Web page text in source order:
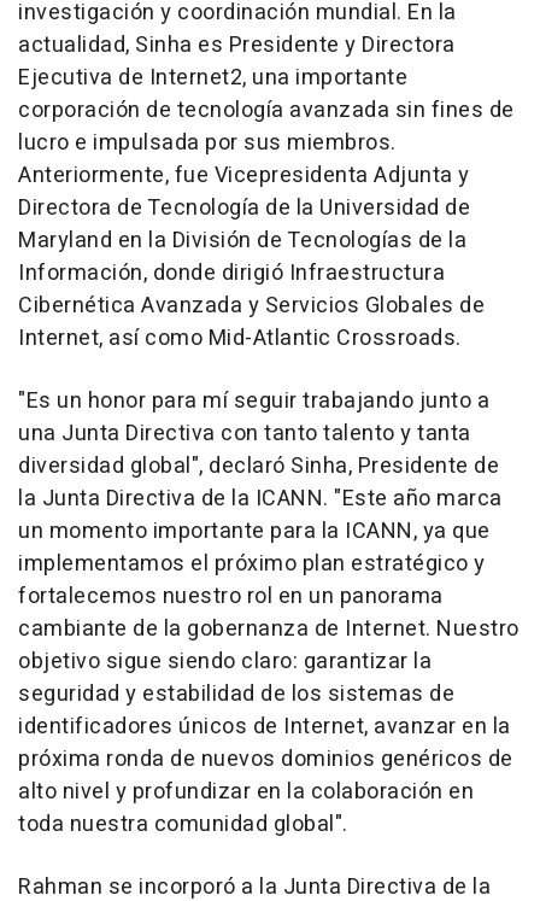
investigación y coordinación mundial. En la
actualidad, Sinha es Presidente y Directora
Ejecutiva de Internet2, una importante
corporación de tecnología avanzada sin fines de
lucro e impulsada por sus miembros.
Anteriormente, fue Vicepresidenta Adjunta y
Directora de Tecnología de la Universidad de
Maryland en la División de Tecnologías de la
Información, donde dirigió Infraestructura
Cibernética Avanzada y Servicios Globales de
Internet, así como Mid-Atlantic Crossroads.
"Es un honor para mí seguir trabajando junto a
una Junta Directiva con tanto talento y tanta
diversidad global", declaró Sinha, Presidente de
la Junta Directiva de la ICANN. "Este año marca
un momento importante para la ICANN, ya que
implementamos el próximo plan estratégico y
fortalecemos nuestro rol en un panorama
cambiante de la gobernanza de Internet. Nuestro
objetivo sigue siendo claro: garantizar la
seguridad y estabilidad de los sistemas de
identificadores únicos de Internet, avanzar en la
próxima ronda de nuevos dominios genéricos de
alto nivel y profundizar en la colaboración en
toda nuestra comunidad global".
Rahman se incorporó a la Junta Directiva de la